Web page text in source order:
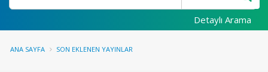
Detaylı Arama
ANA SAYFA SON EKLENEN YAYINLAR